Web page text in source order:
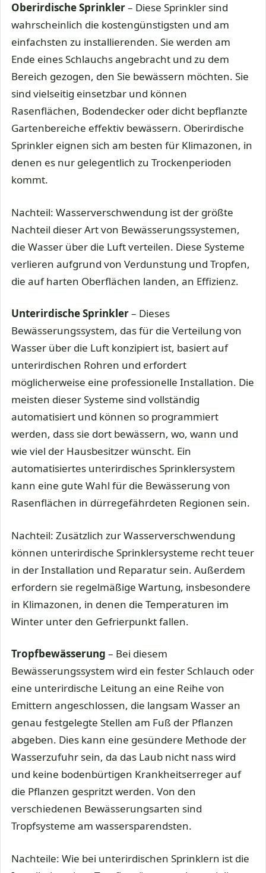
Oberirdische Sprinkler– Diese Sprinkler sind
wahrscheinlich die kostengünstigsten und am
einfachsten zu installierenden. Sie werden am
Ende eines Schlauchs angebracht und zu dem
Bereich gezogen, den Sie bewässern möchten. Sie
sind vielseitig einsetzbar und können
Rasenflächen, Bodendecker oder dicht bepflanzte
Gartenbereiche effektiv bewässern. Oberirdische
Sprinkler eignen sich am besten für Klimazonen, in
denen es nur gelegentlich zu Trockenperioden
kommt.
Nachteil: Wasserverschwendung ist der größte
Nachteil dieser Art von Bewässerungssystemen,
die Wasser über die Luft verteilen. Diese Systeme
verlieren aufgrund von Verdunstung und Tropfen,
die auf harten Oberflächen landen, an Effizienz.
Unterirdische Sprinkler– Dieses
Bewässerungssystem, das für die Verteilung von
Wasser über die Luft konzipiert ist, basiert auf
unterirdischen Rohren und erfordert
möglicherweise eine professionelle Installation. Die
meisten dieser Systeme sind vollständig
automatisiert und können so programmiert
werden, dass sie dort bewässern, wo, wann und
wie viel der Hausbesitzer wünscht. Ein
automatisiertes unterirdisches Sprinklersystem
kann eine gute Wahl für die Bewässerung von
Rasenflächen in dürregefährdeten Regionen sein.
Nachteil: Zusätzlich zur Wasserverschwendung
können unterirdische Sprinklersysteme recht teuer
in der Installation und Reparatur sein. Außerdem
erfordern sie regelmäßige Wartung, insbesondere
in Klimazonen, in denen die Temperaturen im
Winter unter den Gefrierpunkt fallen.
Tropfbewässerung – Bei diesem
Bewässerungssystem wird ein fester Schlauch oder
eine unterirdische Leitung an eine Reihe von
Emittern angeschlossen, die langsam Wasser an
genau festgelegte Stellen am Fuß der Pflanzen
abgeben. Dies kann eine gesündere Methode der
Wasserzufuhr sein, da das Laub nicht nass wird
und keine bodenbürtigen Krankheitserreger auf
die Pflanzen gespritzt werden. Von den
verschiedenen Bewässerungsarten sind
Tropfsysteme am wassersparendsten.
Nachteile: Wie bei unterirdischen Sprinklern ist die